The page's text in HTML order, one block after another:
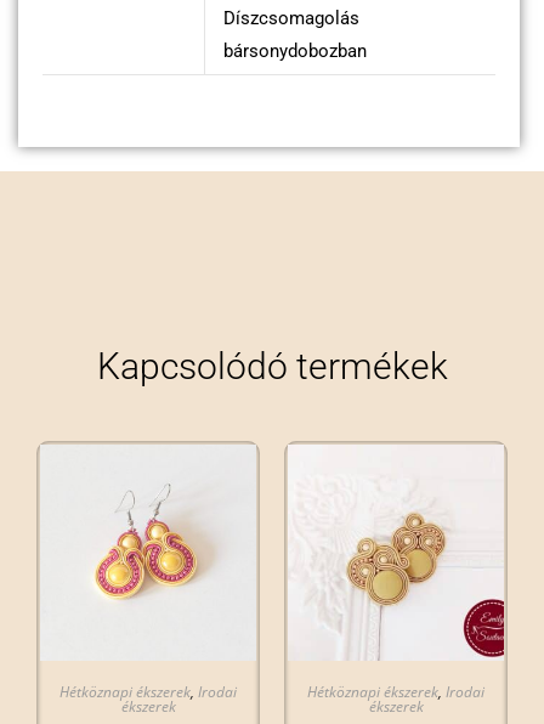
Díszcsomagolás
bársonydobozban
Kapcsolódó termékek
Hétköznapi ékszerek, Irodai
ékszerek
Hétköznapi ékszerek, Irodai
ékszerek